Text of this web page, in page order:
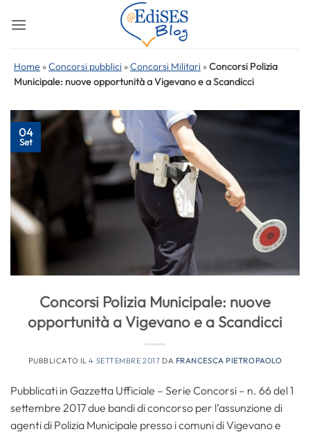
Home »Concorsi pubblici »Concorsi Militari »Concorsi Polizia
Municipale: nuove opportunità a Vigevano e a Scandicci
04
Set
Concorsi Polizia Municipale: nuove
opportunità a Vigevano e a Scandicci
PUBBLICATO IL4 SETTEMBRE 2017 DA FRANCESCA PIETROPAOLO
Pubblicati in Gazzetta Ufficiale – Serie Concorsi – n. 66 del 1
settembre 2017 due bandi di concorso per l’assunzione di
agenti di Polizia Municipale presso i comuni di Vigevano e